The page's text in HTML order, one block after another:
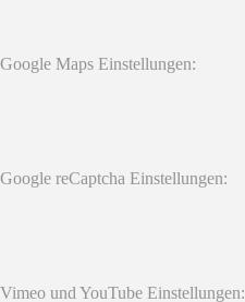
Google Maps Einstellungen:
Google reCaptcha Einstellungen:
Vimeo und YouTube Einstellungen: